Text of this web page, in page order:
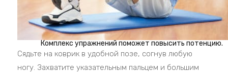
Комплекс упражнений поможет повысить потенцию.
Сядьте на коврик в удобной позе, согнув любую
ногу. Захватите указательным пальцем и большим